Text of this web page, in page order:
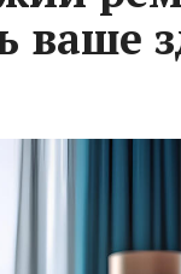
ваше